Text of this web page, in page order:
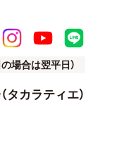
場合は翌平日）
タカラティエ）